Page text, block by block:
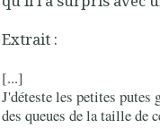
Extrait :
[...]
J'déteste les petites
des queues de la taille de